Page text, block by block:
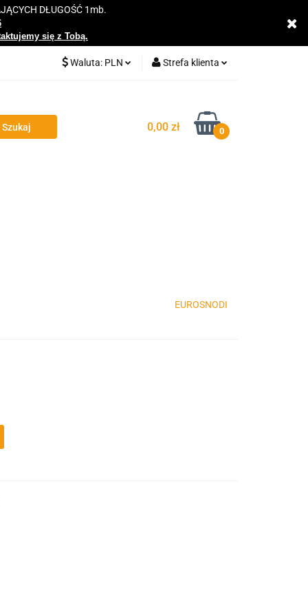
DŁUGOŚĆ 1mb.
się z Tobą.
Waluta: PLN Strefa klienta
Zarejestruj się
Dodaj zgłoszenie
0,00 zł 0
EUROSNODI